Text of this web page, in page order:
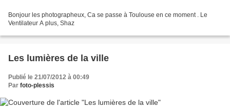
Bonjour les photographeux, Ca se passe à Toulouse en ce moment . Le
Ventilateur A plus, Shaz
Les lumières de la ville
Publié le 21/07/2012 à 00:49
Par foto-plessis